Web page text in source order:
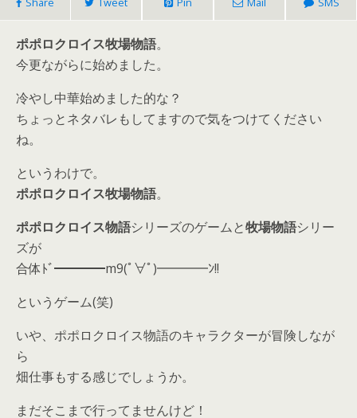
ポポロクロイス牧場物語。
今更ながらに始めました。
冷やし中華始めました的な？
ちょっとネタバレもしてますので気をつけてください
ね。
というわけで。
ポポロクロイス牧場物語。
ポポロクロイス物語シリーズのゲームと牧場物語シリー
ズが
合体ﾄﾞ━━━━m9(ﾟ∀ﾟ)━━━━ﾝ!!
というゲーム(笑)
いや、ポポロクロイス物語のキャラクターが冒険しなが
ら
畑仕事もする感じでしょうか。
まだそこまで行ってませんけど！